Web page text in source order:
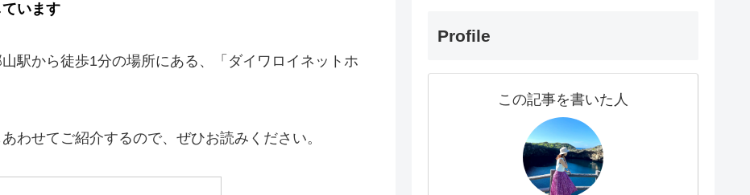
います
駅から徒歩1分の場所にある、「ダイワロイネットホ
わせてご紹介するので、ぜひお読みください。
Profile
この記事を書いた人